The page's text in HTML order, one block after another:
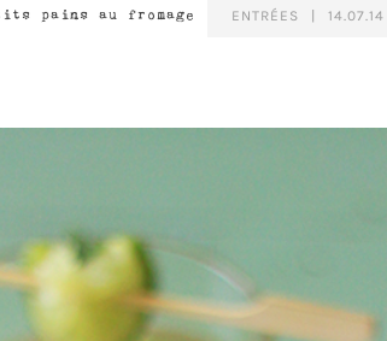
pains au fromage ENTRÉES 14.07.14